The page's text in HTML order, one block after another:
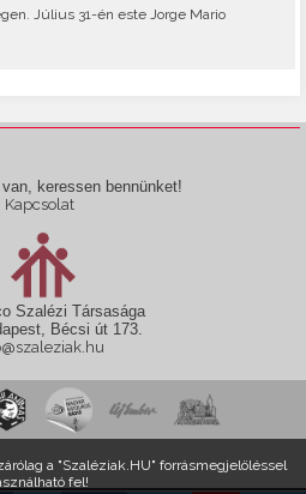
Július 31-én este Jorge Mario
keressen bennünket!
Kapcsolat
Szalézi Társasága
Bécsi út 173.
a "Szaléziak.HU" forrásmegjelöléssel
fel!